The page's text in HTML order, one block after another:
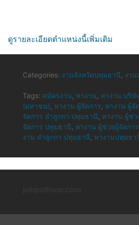
ดูรายละเอียดตำแหน่งนี้เพิ่มเติม
Categories: งานจังหวัดปทุมธานี งาน
Tags: สมัครงาน หางาน หางาน บริษั
(มหาชน) หางาน ผู้จัดการ หางาน ผู้จั
จัดการ ลำลูกกา ปทุมธานี หางาน ผู้ช่ว
จัดการ ปทุมธานี หางาน ผู้ช่วยผู้จัดกา
งาน ลำลูกกา ปทุมธานี หางานปทุมธา